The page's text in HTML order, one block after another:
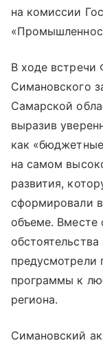
на комиссии
В ходе встречи
Симановского
Самарской
выразив
как
на самом
развития,
сформировали
объеме. Вместе
предусмотрели
программы к
региона.
Симановский